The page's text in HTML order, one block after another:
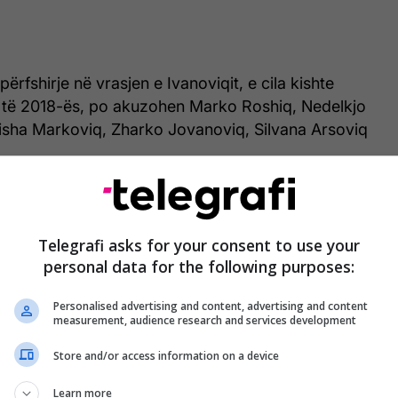
në vrasjen e Ivanoviqit, e cila kishte
2018-ës, po akuzohen Marko Roshiq, Nedelkjo
Markoviq, Zharko Jovanoviq, Silvana Arsoviq
të provave, mbrojtësi i të akuzuarit Marko
Halimi ka paraqitur një vërejtje të
ardhur në përfundim se këto deklarata nuk e
që kërkon dispozita e nenit 129 të Kodit të
këto deklarata në fakt janë procesverbale mbi
Telegrafi asks for your consent to use your
personal data for the following purposes:
Personalised advertising and content, advertising and content
measurement, audience research and services development
Store and/or access information on a device
Learn more